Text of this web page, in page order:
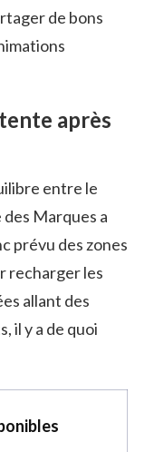
de bons
après
entre le
des Marques a
prévu des zones
recharger les
allant des
il y a de quoi